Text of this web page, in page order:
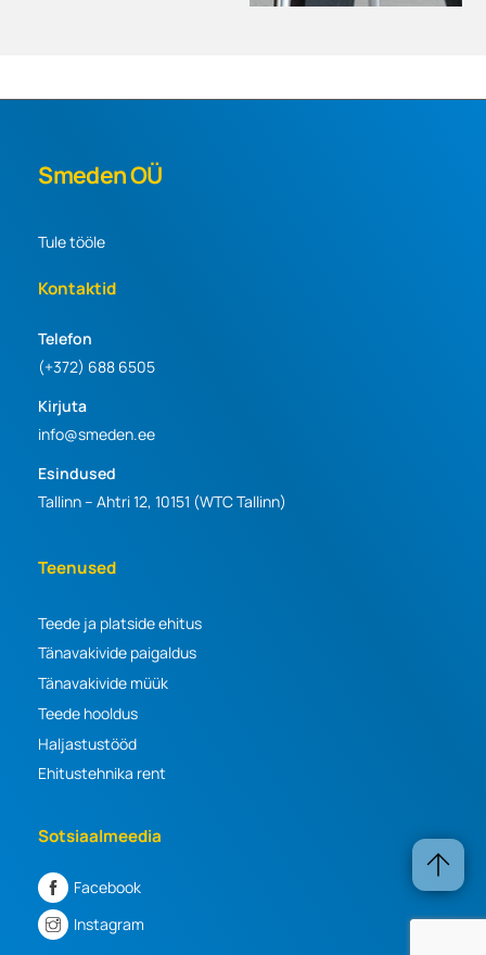
Smeden OÜ
Tule tööle
Kontaktid
Telefon
(+372) 688 6505
Kirjuta
info@smeden.ee
Esindused
Tallinn – Ahtri 12, 10151 (WTC Tallinn)
Teenused
Teede ja platside ehitus
Tänavakivide paigaldus
Tänavakivide müük
Teede hooldus
Haljastustööd
Ehitustehnika rent
Sotsiaalmeedia
Facebook
Instagram